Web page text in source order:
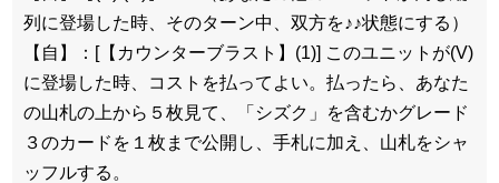
列に登場した時、そのターン中、双方を♪♪状態にする）
【自】：[【カウンターブラスト】(1)] このユニットが(V)
に登場した時、コストを払ってよい。払ったら、あなた
の山札の上から５枚見て、「シズク」を含むかグレード
３のカードを１枚まで公開し、手札に加え、山札をシャ
ッフルする。